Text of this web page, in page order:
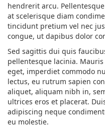
hendrerit arcu.
at scelerisque diam
tincidunt pretium vel nec
congue, ut dapibus dolor
Sed sagittis dui quis
pellentesque lacinia.
eget, imperdiet commodo
lectus, eu rutrum sapien
aliquet, aliquam nibh in,
ultrices eros et placerat.
adipiscing neque
eu molestie.